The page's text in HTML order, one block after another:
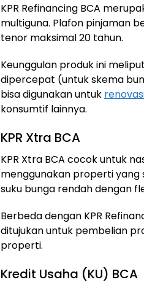
KPR Refinancing BCA
multiguna. Plafon pinjaman
tenor maksimal 20 tahun.
Keunggulan produk ini
dipercepat (untuk skema
bisa digunakan untuk
konsumtif lainnya.
KPR Xtra BCA
KPR Xtra BCA cocok untuk
menggunakan properti yang
suku bunga rendah dengan
Berbeda dengan KPR
ditujukan untuk pembelian
properti.
Kredit Usaha (KU) BCA